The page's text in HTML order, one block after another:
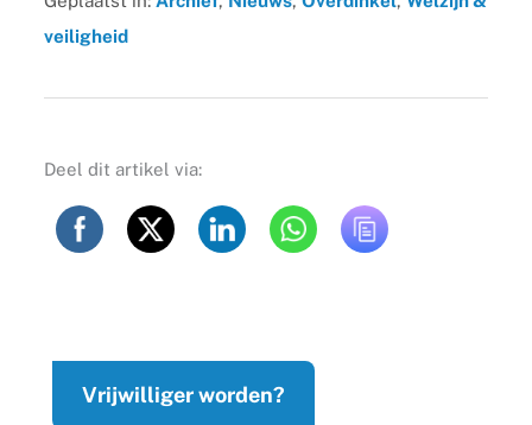
veiligheid
Deel dit artikel via:
Vrijwilliger worden?